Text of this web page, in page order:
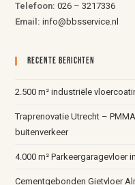
Telefoon:026 – 3217336
Email: info@bbsservice.nl
Recente Berichten
2.500 m² industriële
Traprenovatie Utrecht –
buitenverkeer
4.000 m² Parkeergaragevloer
Cementgebonden Gietvloer